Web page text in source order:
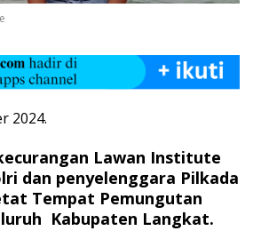
2024.
Lawan Institute
dan penyelenggara Pilkada
Tempat Pemungutan
Kabupaten Langkat.